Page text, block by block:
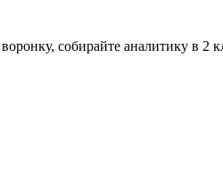
собирайте аналитику в 2